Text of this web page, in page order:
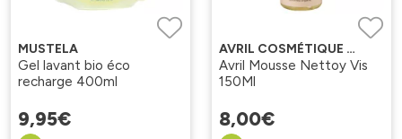
MUSTELA
Gel lavant bio éco
recharge 400ml
9,95€
AVRIL COSMÉTIQUE BIO
Avril Mousse Nettoy Vis
150Ml
8,00€